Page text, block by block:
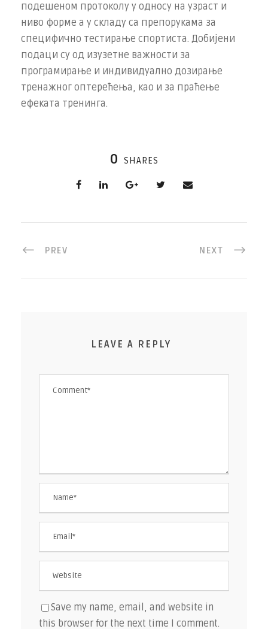
подешеном протоколу у односу на узраст и
ниво форме а у складу са препорукама за
специфично тестирање спортиста. Добијени
подаци су од изузетне важности за
програмирање и индивидуално дозирање
тренажног оптерећења, као и за праћење
ефеката тренинга.
0 SHARES
PREV NEXT
LEAVE A REPLY
Save my name, email, and website in
this browser for the next time I comment.